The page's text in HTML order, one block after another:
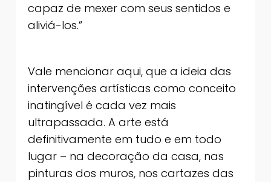
capaz de mexer com seus sentidos e
aliviá-los.”
Vale mencionar aqui, que a ideia das
intervenções artísticas como conceito
inatingível é cada vez mais
ultrapassada. A arte está
definitivamente em tudo e em todo
lugar – na decoração da casa, nas
pinturas dos muros, nos cartazes das